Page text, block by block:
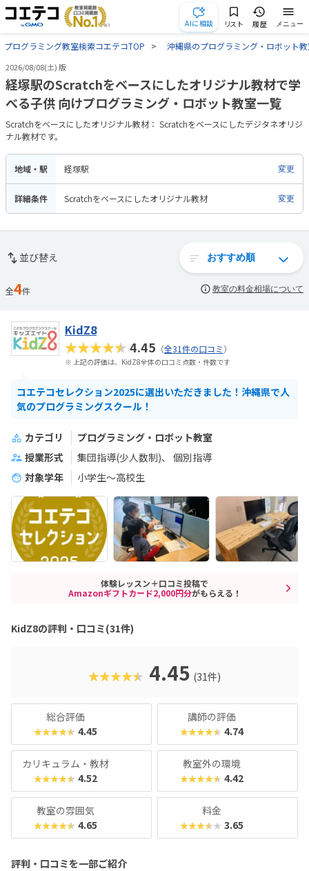
AIに相談 リスト 履歴 メニュー
プログラミング教室検索コエテコTOP 沖縄県のプログラミング・ロボット
2026/08/08(土) 版
経塚駅のScratchをベースにしたオリジナル教材で学
べる子供 向けプログラミング・ロボット教室一覧
Scratchをベースにしたオリジナル教材： Scratchをベースにしたデジタネオリジ
ナル教材です。
地域・駅 経塚駅 変更
詳細条件 Scratchをベースにしたオリジナル教材 変更
並び替え
全4件 教室の料金相場について
KidZ8
★★★★★4.45 （全31件の口コミ）
※ 上記の評価は、KidZ8全体の口コミ点数・件数です
コエテコセレクション2025に選出いただきました！沖縄県で人
気のプログラミングスクール！
カテゴリ
プログラミング・ロボット教室
授業形式
集団指導(少人数制)
個別指導
対象学年
小学生～高校生
体験レッスン＋口コミ投稿で
Amazonギフトカード2,000円分がもらえる！
KidZ8の評判・口コミ(31件)
★★★★★ 4.45 (31件)
総合評価
★★★★★ 4.45
講師の評価
★★★★★ 4.74
カリキュラム・教材
★★★★★ 4.52
教室外の環境
★★★★★ 4.42
教室の雰囲気
★★★★★ 4.65
料金
★★★★★ 3.65
評判・口コミを一部ご紹介